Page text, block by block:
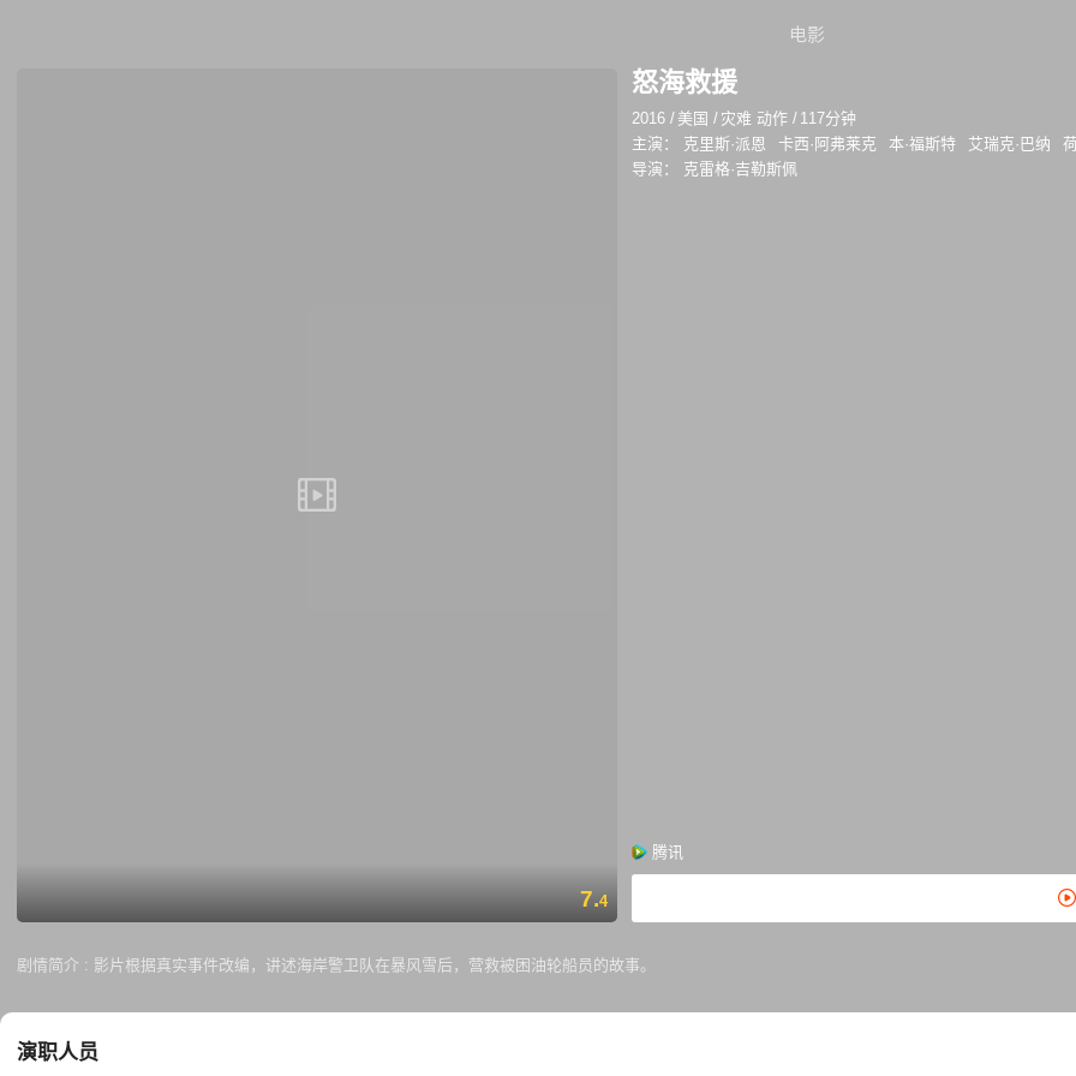
电影
7.4
怒海救援
2016 / 美国 / 灾难 动作 / 117分钟
主演：
克里斯·派恩 卡西·阿弗莱克 本·福斯特 艾瑞克·巴纳
导演：
克雷格·吉勒斯佩
腾讯
剧情简介 : 影片根据真实事件改编，讲述海岸警卫队在暴风雪后，营救被困油轮船员的故事。
演职人员